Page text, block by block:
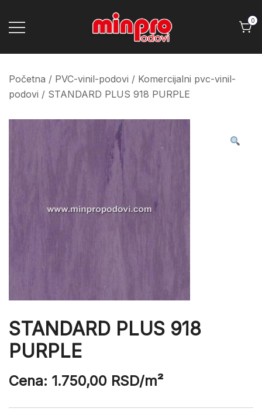
Minpro podovi
0
Početna / PVC-vinil-podovi / Komercijalni pvc-vinil-
podovi / STANDARD PLUS 918 PURPLE
STANDARD PLUS 918
PURPLE
Cena: 1.750,00 RSD/m²